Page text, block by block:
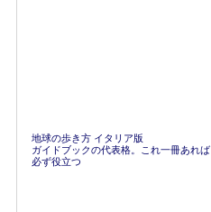
地球の歩き方 イタリア版
ガイドブックの代表格。これ一冊あれば
必ず役立つ